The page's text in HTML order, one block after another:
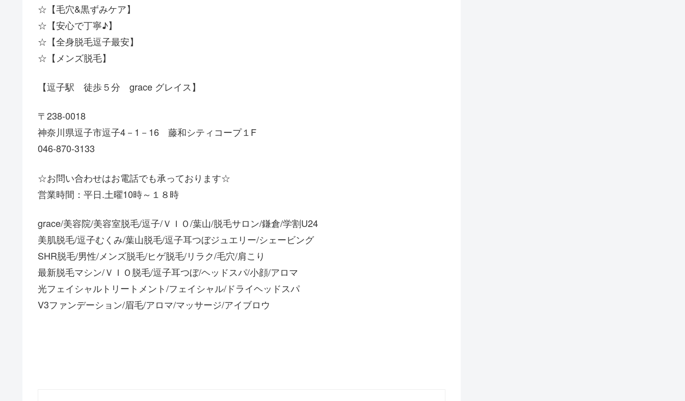
☆【毛穴&黒ずみケア】
☆【安心で丁寧♪】
☆【全身脱毛逗子最安】
☆【メンズ脱毛】
【逗子駅 徒歩５分 grace グレイス】
〒238-0018
神奈川県逗子市逗子4－1－16 藤和シティコープ１F
046-870-3133
☆お問い合わせはお電話でも承っております☆
営業時間：平日.土曜10時～１８時
grace/美容院/美容室脱毛/逗子/ＶＩＯ/葉山/脱毛サロン/鎌倉/学割U24
美肌脱毛/逗子むくみ/葉山脱毛/逗子耳つぼジュエリー/シェービング
SHR脱毛/男性/メンズ脱毛/ヒゲ脱毛/リラク/毛穴/肩こり
最新脱毛マシン/ＶＩＯ脱毛/逗子耳つぼ/ヘッドスパ/小顔/アロマ
光フェイシャルトリートメント/フェイシャル/ドライヘッドスパ
V3ファンデーション/眉毛/アロマ/マッサージ/アイブロウ